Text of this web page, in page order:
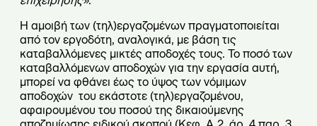
Η αμοιβή των (τηλ)εργαζομένων πραγματοποιείται
από τον εργοδότη, αναλογικά, με βάση τις
καταβαλλόμενες μικτές αποδοχές τους. Το ποσό των
καταβαλλόμενων αποδοχών για την εργασία αυτή,
μπορεί να φθάνει έως το ύψος των νόμιμων
αποδοχών του εκάστοτε (τηλ)εργαζομένου,
αφαιρουμένου του ποσού της δικαιούμενης